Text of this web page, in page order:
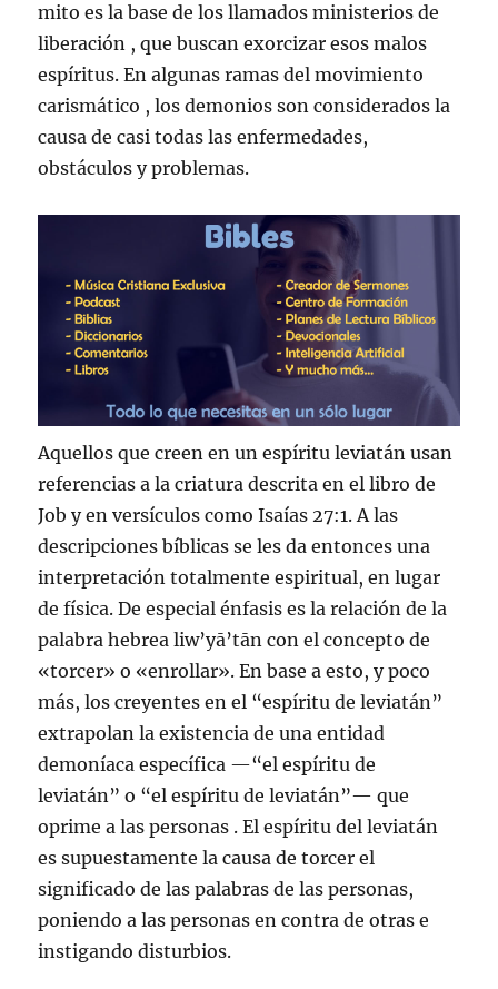
mito es la base de los llamados ministerios de
liberación , que buscan exorcizar esos malos
espíritus. En algunas ramas del movimiento
carismático , los demonios son considerados la
causa de casi todas las enfermedades,
obstáculos y problemas.
Aquellos que creen en un espíritu leviatán usan
referencias a la criatura descrita en el libro de
Job y en versículos como Isaías 27:1. A las
descripciones bíblicas se les da entonces una
interpretación totalmente espiritual, en lugar
de física. De especial énfasis es la relación de la
palabra hebrea liw’yā’tān con el concepto de
«torcer» o «enrollar». En base a esto, y poco
más, los creyentes en el “espíritu de leviatán”
extrapolan la existencia de una entidad
demoníaca específica —“el espíritu de
leviatán” o “el espíritu de leviatán”— que
oprime a las personas . El espíritu del leviatán
es supuestamente la causa de torcer el
significado de las palabras de las personas,
poniendo a las personas en contra de otras e
instigando disturbios.